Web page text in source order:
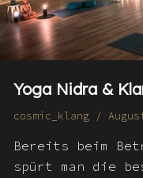
Yoga Nidra &
cosmic_klang /
Bereits beim
spürt man die